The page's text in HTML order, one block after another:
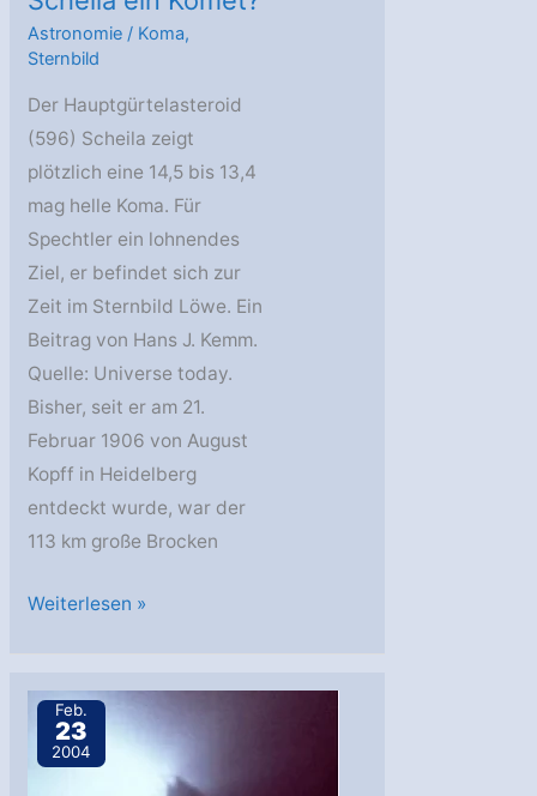
Astronomie / Koma,
Sternbild
Der Hauptgürtelasteroid
(596) Scheila zeigt
plötzlich eine 14,5 bis 13,4
mag helle Koma. Für
Spechtler ein lohnendes
Ziel, er befindet sich zur
Zeit im Sternbild Löwe. Ein
Beitrag von Hans J. Kemm.
Quelle: Universe today.
Bisher, seit er am 21.
Februar 1906 von August
Kopff in Heidelberg
entdeckt wurde, war der
113 km große Brocken
Kleinplanet
ein
Komet?
Weiterlesen »
Feb.
23
2004